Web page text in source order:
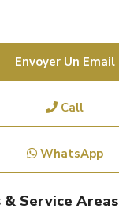
Envoyer Un Email
Call
WhatsApp
& Service Areas